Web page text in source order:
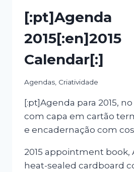
[:pt]Agenda
2015[:en]2015
Calendar[:]
Agendas Criatividade
[:pt]Agenda para 2015,
com capa em cartão
e encadernação com
2015 appointment book,
heat-sealed cardboard